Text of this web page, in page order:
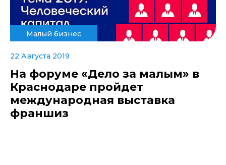
Малый бизнес
22 Августа 2019
На форуме «Дело за малым» в
Краснодаре пройдет
международная выставка
франшиз